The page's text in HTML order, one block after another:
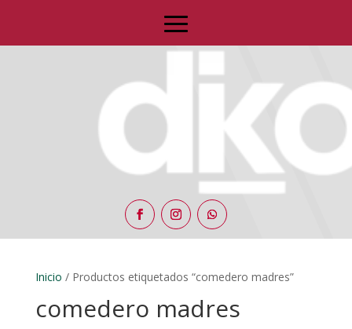
Inicio / Productos etiquetados “comedero madres”
comedero madres